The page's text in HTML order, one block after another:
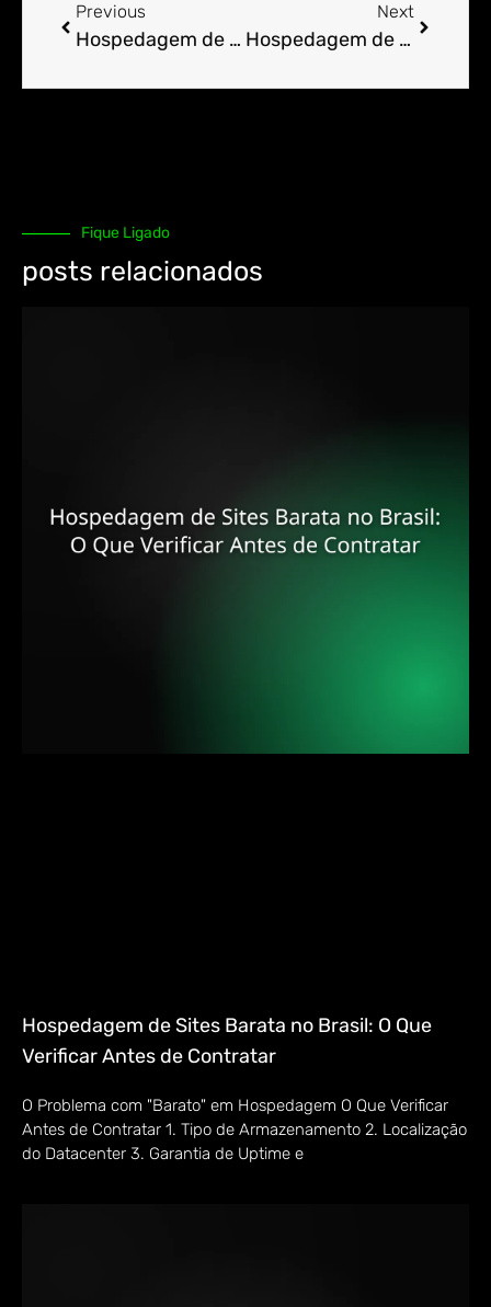
Previous
Hospedagem de Sites para Engenheiro em Aldeia do Capitão Chimang
Next
Hospedagem de Sites para Engenheiro em Aldeia do Capitão Piarru
Fique Ligado
posts relacionados
Hospedagem de Sites Barata no Brasil: O Que
Verificar Antes de Contratar
O Problema com "Barato" em Hospedagem O Que Verificar
Antes de Contratar 1. Tipo de Armazenamento 2. Localização
do Datacenter 3. Garantia de Uptime e